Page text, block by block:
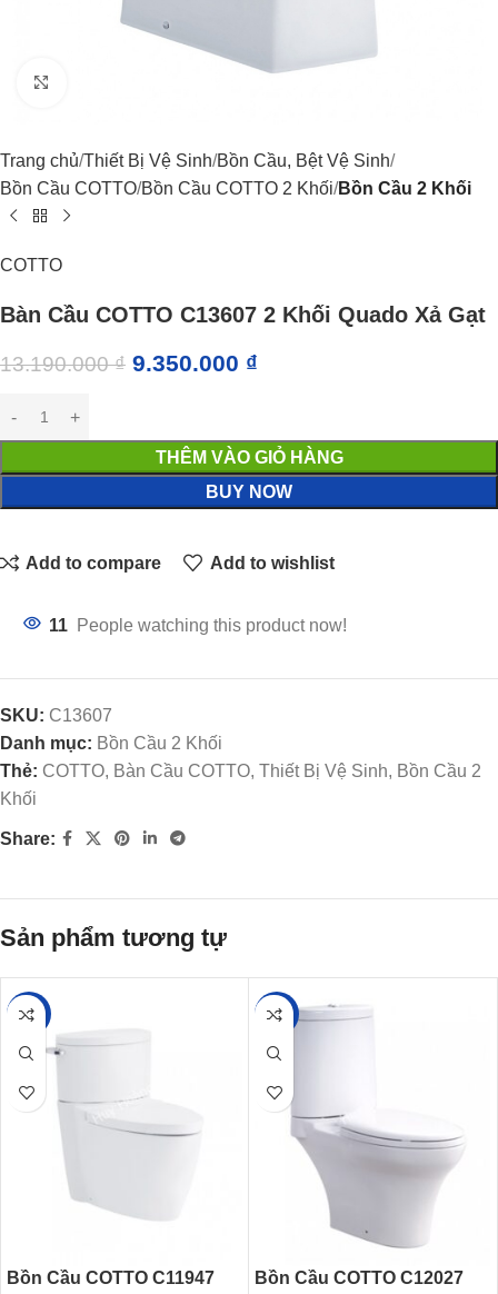
Trang chủ Thiết Bị Vệ Sinh Bồn Cầu, Bệt Vệ Sinh
Bồn Cầu COTTO Bồn Cầu COTTO 2 Khối Bồn Cầu 2 Khối
COTTO
Bàn Cầu COTTO C13607 2 Khối Quado Xả Gạt
13.190.000₫ 9.350.000 ₫
THÊM VÀO GIỎ HÀNG
BUY NOW
Add to compare Add to wishlist
11 People watching this product now!
SKU: C13607
Danh mục: Bồn Cầu 2 Khối
Thẻ: COTTO, Bàn Cầu COTTO, Thiết Bị Vệ Sinh, Bồn Cầu 2
Khối
Share:
Sản phẩm tương tự
-24%
Bồn Cầu COTTO C11947
-35%
Bồn Cầu COTTO C12027